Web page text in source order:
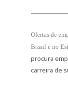
Ofertas de
Brasil e no
procura
carreira de